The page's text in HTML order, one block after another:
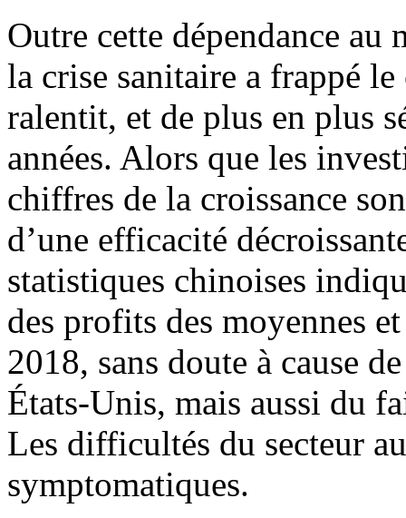
Outre cette dépendance au
la crise sanitaire a frappé
ralentit, et de plus en plus
années. Alors que les
chiffres de la croissance
d’une efficacité
statistiques chinoises
des profits des moyennes
2018, sans doute à cause
États-Unis, mais aussi du
Les difficultés du secteur
symptomatiques.